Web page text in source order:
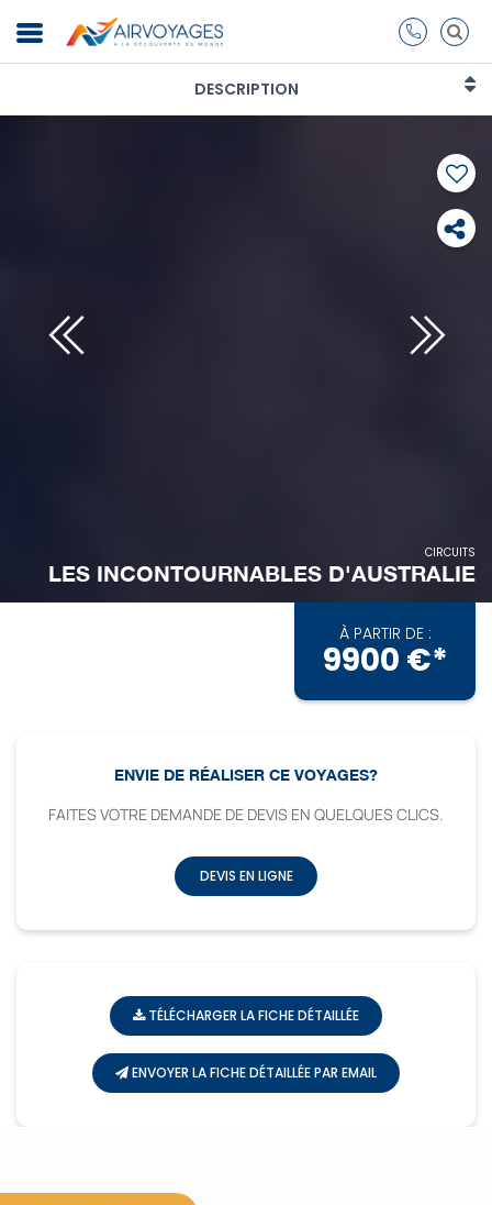
DESCRIPTION
CIRCUITS
LES INCONTOURNABLES D'AUSTRALIE
À PARTIR DE :
9900 €*
ENVIE DE RÉALISER CE VOYAGES?
FAITES VOTRE DEMANDE DE DEVIS EN QUELQUES CLICS.
DEVIS EN LIGNE
TÉLÉCHARGER LA FICHE DÉTAILLÉE
ENVOYER LA FICHE DÉTAILLÉE PAR EMAIL